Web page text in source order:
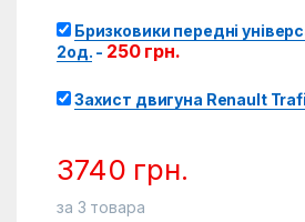
Бризковики передні
2од. - 250 грн.
Захист двигуна Renault
3740 грн.
за 3 товара